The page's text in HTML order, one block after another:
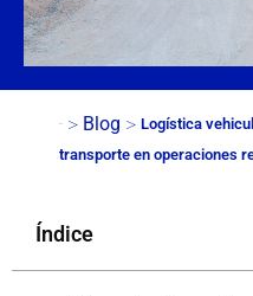
> Blog > Logística
transporte en operaciones
Índice